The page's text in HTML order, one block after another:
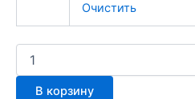
Очистить
Количество
товара
Аккумулятор
В корзину